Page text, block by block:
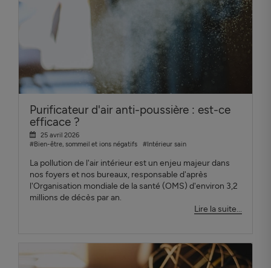
Purificateur d'air anti-poussière : est-ce
efficace ?
25 avril 2026
#Bien-être, sommeil et ions négatifs
#Intérieur sain
La pollution de l'air intérieur est un enjeu majeur dans
nos foyers et nos bureaux, responsable d'après
l'Organisation mondiale de la santé (OMS) d'environ 3,2
millions de décès par an.
Lire la suite...